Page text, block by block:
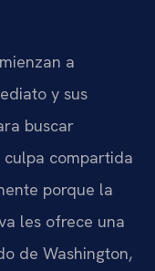
a
y sus
buscar
compartida
porque la
les ofrece una
de Washington,